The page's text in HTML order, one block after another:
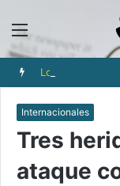
Menú
Internacionales
Tres
ataque